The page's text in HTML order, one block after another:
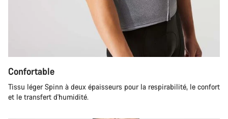
Confortable
Tissu léger Spinn à deux épaisseurs pour la respirabilité, le confort
et le transfert d'humidité.